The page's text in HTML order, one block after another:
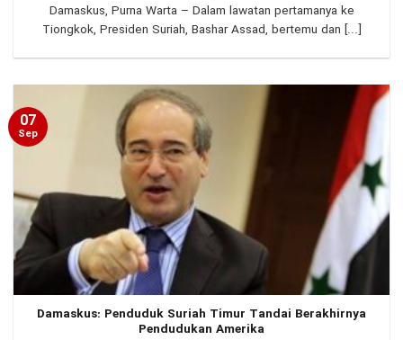
Damaskus, Purna Warta – Dalam lawatan pertamanya ke
Tiongkok, Presiden Suriah, Bashar Assad, bertemu dan [...]
Damaskus: Penduduk Suriah Timur Tandai Berakhirnya
Pendudukan Amerika
07
Sep